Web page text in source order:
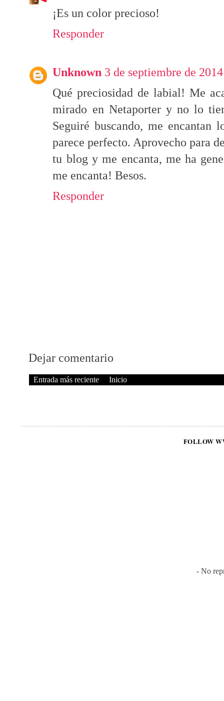
¡Es un color precioso!
Responder
Unknown 3 de septiembre de
Qué preciosidad de labial! Me
mirado en Netaporter y no lo
Seguiré buscando, me encantan
parece perfecto. Aprovecho para
tu blog y me encanta, me ha
me encanta! Besos.
Responder
Dejar comentario
Entrada más reciente Inicio
FOLLOW
- No